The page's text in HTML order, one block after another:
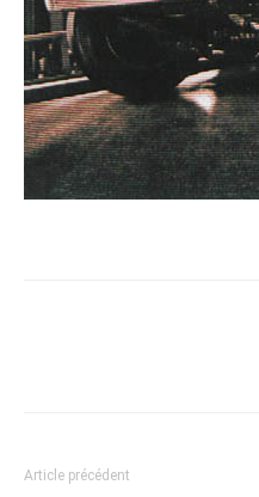
Article précédent